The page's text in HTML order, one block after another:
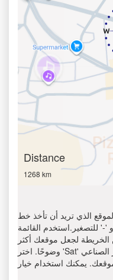
Distance
1268 km
الذي تريد أن تأخذ خط
'-' للتصغير.استخدم القائمة
الخريطة لجعل موقعك أكثر
وضوحًا. اختر 'Sat' من هنا للحصول على صورة القمر الصناعي